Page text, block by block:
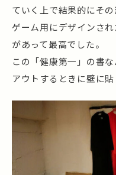
ていく上で結果的にそ
ゲーム用にデザインさ
があって最高でした。
この「健康第一」の書
アウトするときに壁に貼